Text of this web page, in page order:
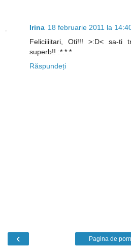
Irina 18 februarie 2011 la
Feliciiiitari, Oti!!! >:D< sa-ti
superb!! :*:*:*
Răspundeți
‹ Pagina de